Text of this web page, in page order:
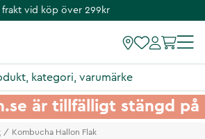
frakt vid köp över 299kr
är tillfälligt stängd
Kombucha Hallon Flak